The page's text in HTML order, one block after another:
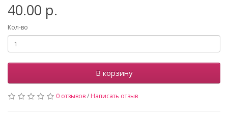
40.00 р.
Кол-во
В корзину
0 отзывов/ Написать отзыв